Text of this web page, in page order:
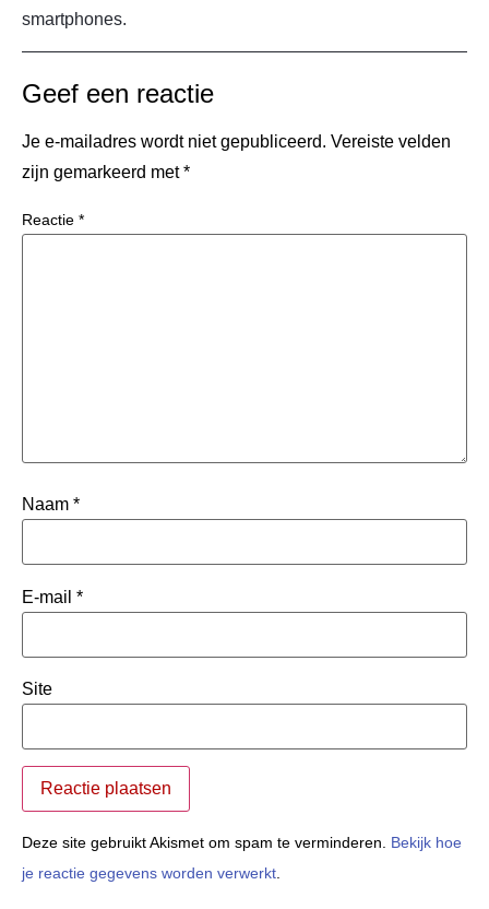
smartphones.
Geef een reactie
Je e-mailadres wordt niet gepubliceerd. Vereiste velden
zijn gemarkeerd met*
Reactie *
Naam *
E-mail *
Site
Deze site gebruikt Akismet om spam te verminderen. Bekijk hoe
je reactie gegevens worden verwerkt